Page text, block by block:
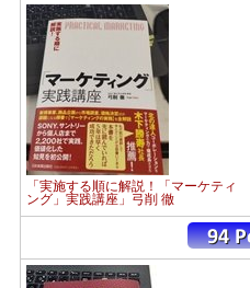
「実施する順に解説！「マーケティ
ング」実践講座」弓削 徹